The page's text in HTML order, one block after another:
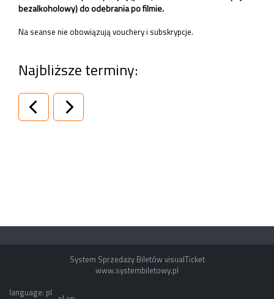
bezalkoholowy) do odebrania po filmie.
Na seanse nie obowiązują vouchery i subskrypcje.
Najbliższe terminy:
System Sprzedaży Biletów visualTicket
www.systembiletowy.pl
language: pl